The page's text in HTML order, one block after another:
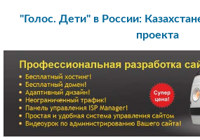
"Голос. Дети" в России:
проекта